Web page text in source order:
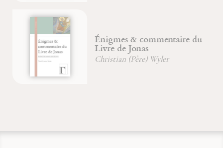
Énigmes & commentaire du
Livre de Jonas
Christian (Père) Wyler